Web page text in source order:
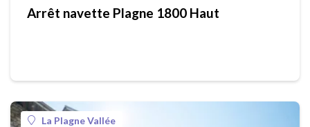
Arrêt navette Plagne 1800 Haut
La Plagne Vallée